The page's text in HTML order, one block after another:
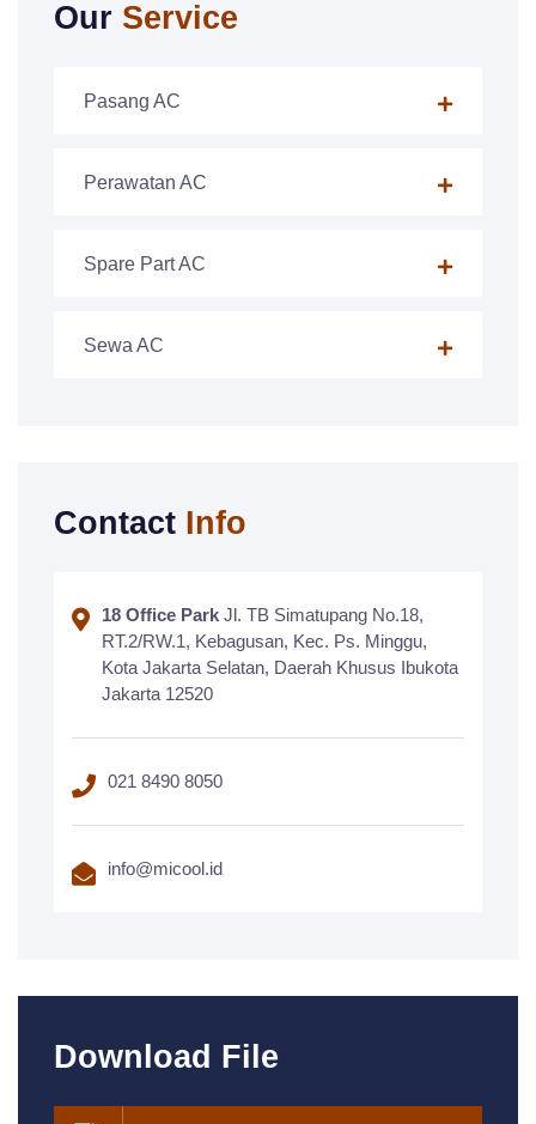
Our Service
Pasang AC
Perawatan AC
Spare Part AC
Sewa AC
Contact Info
18 Office Park Jl. TB Simatupang No.18,
RT.2/RW.1, Kebagusan, Kec. Ps. Minggu,
Kota Jakarta Selatan, Daerah Khusus Ibukota
Jakarta 12520
021 8490 8050
info@micool.id
Download File